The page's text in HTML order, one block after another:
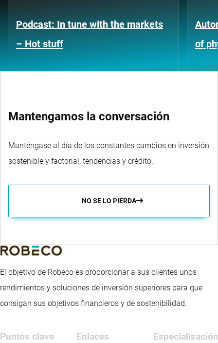
Podcast: In tune with the markets
– Hot stuff
of
Mantengamos la conversación
Manténgase al día de los constantes cambios en inversión
sostenible y factorial, tendencias y crédito.
NO SE LO PIERDA
El objetivo de Robeco es proporcionar a sus clientes unos
rendimientos y soluciones de inversión superiores para que
consigan sus objetivos financieros y de sostenibilidad.
Puntos clave
Enlaces
Especialización